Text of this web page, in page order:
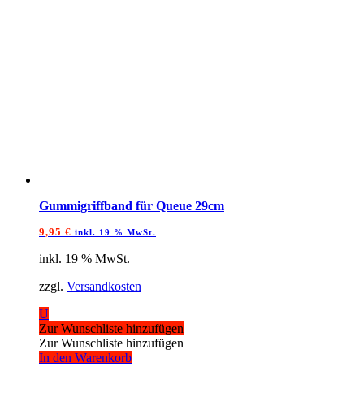
Gummigriffband für Queue 29cm
9,95 € inkl. 19 % MwSt.
inkl. 19 % MwSt.
zzgl. Versandkosten
U
Zur Wunschliste hinzufügen
Zur Wunschliste hinzufügen
In den Warenkorb